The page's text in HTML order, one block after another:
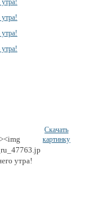
утра!
Скачать
картинку